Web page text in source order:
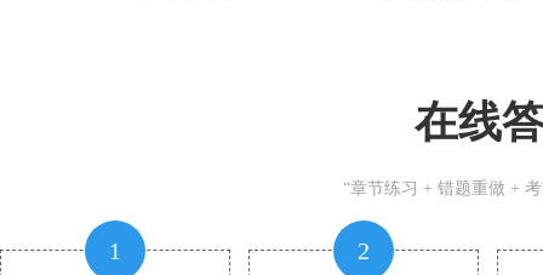
在线
“章节练习 + 错题重做 +
1 2